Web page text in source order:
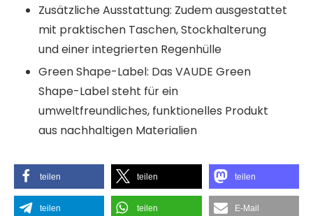
Zusätzliche Ausstattung: Zudem ausgestattet
mit praktischen Taschen, Stockhalterung
und einer integrierten Regenhülle
Green Shape-Label: Das VAUDE Green
Shape-Label steht für ein
umweltfreundliches, funktionelles Produkt
aus nachhaltigen Materialien
teilen teilen teilen
teilen teilen E-Mail